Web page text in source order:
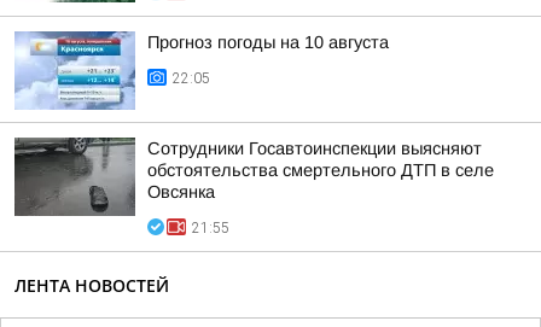
Прогноз погоды на 10 августа
22:05
Сотрудники Госавтоинспекции выясняют
обстоятельства смертельного ДТП в селе
Овсянка
21:55
ЛЕНТА НОВОСТЕЙ